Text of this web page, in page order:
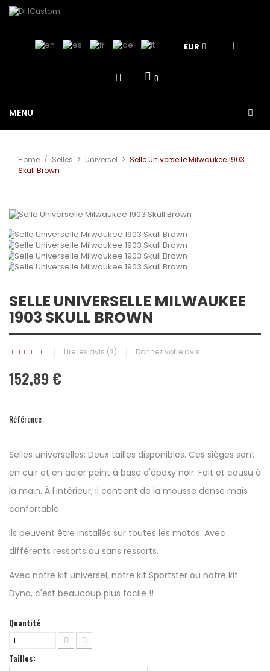
EUR
0
MENU
Home / Selles > Universel > Selle Universelle Milwaukee 1903
Skull Brown
SELLE UNIVERSELLE MILWAUKEE
1903 SKULL BROWN
Lire les avis (2) Donnez votre avis
152,89 €
Référence :
Selles universelles; Deux tailles disponibles. Ces sièges sont
en cuir et en acier peint à base d'époxy noir. Fait et cousu à
la main. À l'intérieur, il contient de la mousse dense mais
confortable.
Ils peuvent être installés sur toutes les motos. Avec
différents ressorts ou sans ressorts.
Avec notre kit universel, notre kit Sportster ou notre kit
Dyna, c'est beaucoup plus facile !!
Quantité
Tailles: